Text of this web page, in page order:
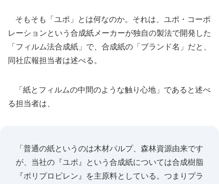
そもそも「ユポ」とは何なのか。それは、ユポ・コーポ
レーションという合成紙メーカーが独自の製法で開発した
「フィルム法合成紙」で、合成紙の「ブランド名」だと、
同社広報担当者は述べる。
「紙とフィルムの中間のような触り心地」であると述べ
る担当者は、
「普通の紙というのは木材パルプ、森林資源由来です
が、当社の『ユポ』という合成紙については合成樹脂
『ポリプロピレン』を主原料としている。つまりプラ